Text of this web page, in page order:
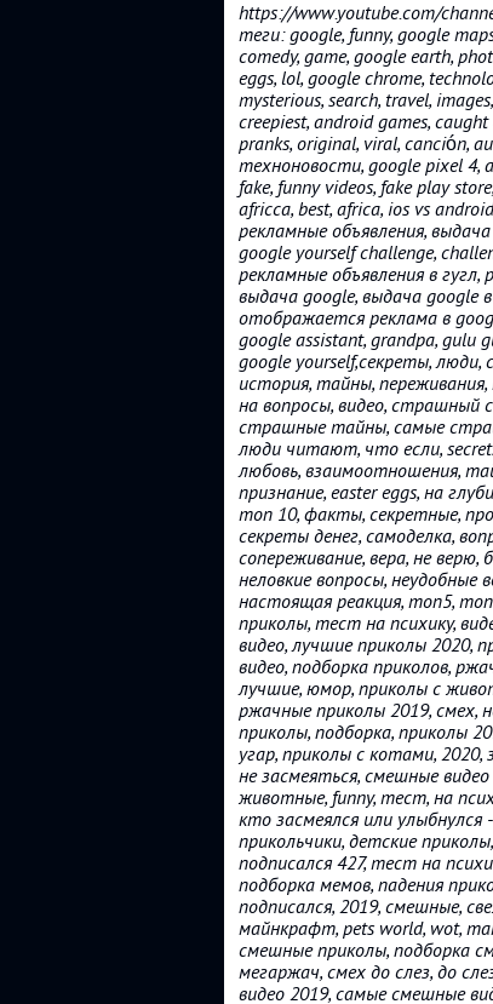
https://www.youtube.com/
теги: google, funny, google
comedy, game, google earth,
eggs, lol, google chrome,
mysterious, search, travel,
creepiest, android games,
pranks, original, viral, canción,
техноновости, google pixel 4,
fake, funny videos, fake play
africca, best, africa, ios vs
рекламные объявления,
google yourself challenge,
рекламные объявления в гугл,
выдача google, выдача google
отображается реклама в
google assistant, grandpa, gulu
google yourself,секреты, люди,
история, тайны,
на вопросы, видео, страшный
страшные тайны, самые
люди читают, что если,
любовь, взаимоотношения,
признание, easter eggs, на
топ 10, факты, секретные,
секреты денег, самоделка,
сопереживание, вера, не
неловкие вопросы, неудобные
настоящая реакция, топ5,
приколы, тест на психику,
видео, лучшие приколы 2020,
видео, подборка приколов,
лучшие, юмор, приколы с
ржачные приколы 2019, смех,
приколы, подборка, приколы
угар, приколы с котами, 2020,
не засмеяться, смешные
животные, funny, тест, на
кто засмеялся или улыбнулся
прикольчики, детские
подписался 427, тест на
подборка мемов, падения
подписался, 2019, смешные,
майнкрафт, pets world, wot,
смешные приколы, подборка
мегаржач, смех до слез, до
видео 2019, самые смешные